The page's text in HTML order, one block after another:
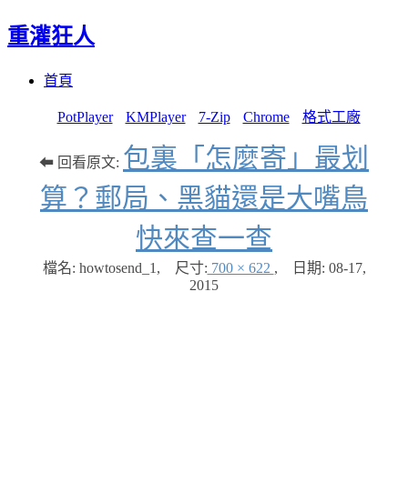
重灌狂人
首頁
PotPlayer KMPlayer 7-Zip Chrome 格式工廠
⬅ 回看原文: 包裏「怎麼寄」最划
算？郵局、黑貓還是大嘴鳥
快來查一查
檔名: howtosend_1 , 尺寸: 700 × 622 , 日期: 08-17,
2015